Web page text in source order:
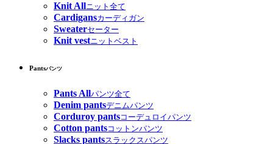
Knit Allニット全て
Cardigansカーディガン
Sweaterセーター
Knit vestニットベスト
Pantsパンツ
Pants Allパンツ全て
Denim pantsデニムパンツ
Corduroy pantsコーデュロイパンツ
Cotton pantsコットンパンツ
Slacks pantsスラックスパンツ